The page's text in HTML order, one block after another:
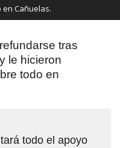
en Cañuelas.
tras
le hicieron
todo en
todo el apoyo